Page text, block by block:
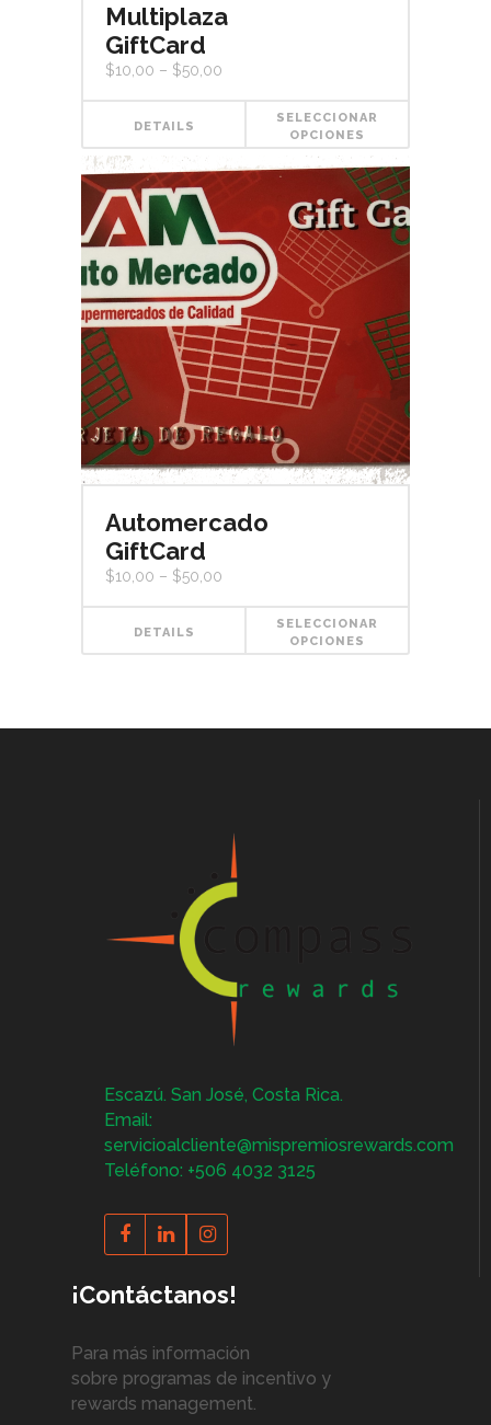
Multiplaza
GiftCard
$10,00 – $50,00
DETAILS
SELECCIONAR
OPCIONES
Automercado
GiftCard
$10,00 – $50,00
DETAILS
SELECCIONAR
OPCIONES
Escazú. San José, Costa Rica.
Email:
servicioalcliente@mispremiosrewards.com
Teléfono: +506 4032 3125
¡Contáctanos!
Para más información
sobre programas de incentivo y
rewards management.